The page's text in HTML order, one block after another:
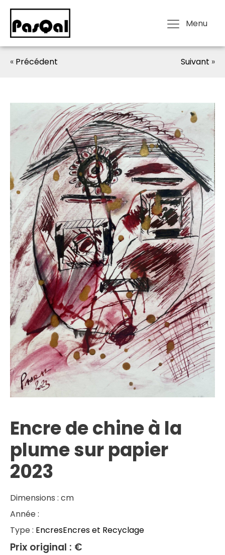
Menu
« Précédent Suivant »
Encre de chine à la
plume sur papier
2023
Dimensions : cm
Année :
Type : EncresEncres et Recyclage
Prix original : €